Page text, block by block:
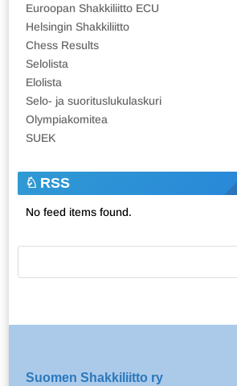
Euroopan Shakkiliitto ECU
Helsingin Shakkiliitto
Chess Results
Selolista
Elolista
Selo- ja suorituslukulaskuri
Olympiakomitea
SUEK
RSS
No feed items found.
Suomen Shakkiliitto ry